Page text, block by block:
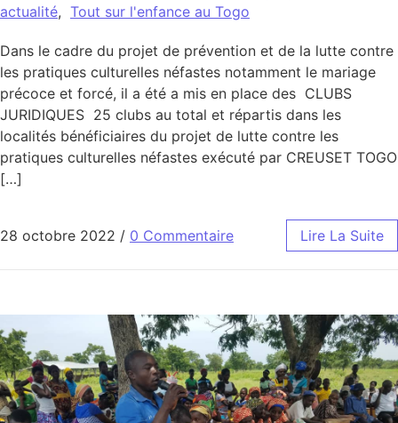
actualité, Tout sur l'enfance au Togo
Dans le cadre du projet de prévention et de la lutte contre
les pratiques culturelles néfastes notamment le mariage
précoce et forcé, il a été a mis en place des CLUBS
JURIDIQUES 25 clubs au total et répartis dans les
localités bénéficiaires du projet de lutte contre les
pratiques culturelles néfastes exécuté par CREUSET TOGO
[…]
28 octobre 2022 / 0 Commentaire Lire La Suite